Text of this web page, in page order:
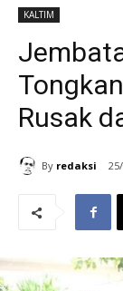
KALTIM
Rusak
By redaksi